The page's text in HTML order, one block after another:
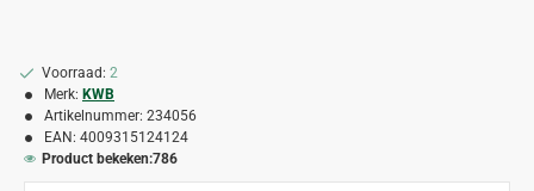
Voorraad: 2
Merk: KWB
Artikelnummer: 234056
EAN: 4009315124124
Product bekeken:786